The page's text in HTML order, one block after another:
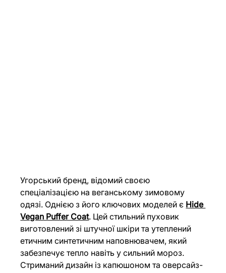
Угорський бренд, відомий своєю
спеціалізацією на веганському зимовому
одязі. Однією з його ключових моделей є Hide
Vegan Puffer Coat. Цей стильний пуховик
виготовлений зі штучної шкіри та утеплений
етичним синтетичним наповнювачем, який
забезпечує тепло навіть у сильний мороз.
Стриманий дизайн із капюшоном та оверсайз-